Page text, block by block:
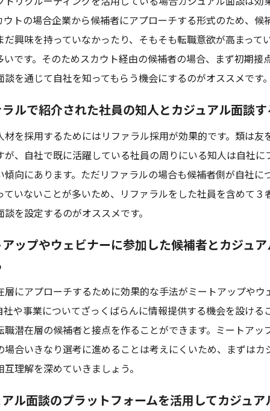
ウトの場合企業から候補者にアプローチする形式のため、候
だ興味を持っていなかったり、そもそも転職意欲が高まって
いです。そのためスカウト経由の候補者の場合、まず初期接
談を通じて自社を知ってもらう機会にするのがオススメです
ルで紹介された社員の知人とカジュアル面談
材を採用するためにはリファラル採用が効果的です。類は友
が、自社で既に活躍している社員の周りにいる知人は自社に
傾向にあります。ただリファラルの場合も候補者側が自社に
ていないことが多いため、リファラルをした社員を含めて３
談を設定するのがオススメです。
ップやウェビナーに参加した候補者とカジュ
層にアプローチするために効果的な手法がミートアップやウ
社や事業についてざっくばらんに情報提供する機会を設ける
職潜在層の候補者と接点を作ることができます。ミートアッ
場合いきなり選考に進めることは考えにくいため、まずはカ
互理解を深めていきましょう。
ル面談のプラットフォームを活用してカジュア